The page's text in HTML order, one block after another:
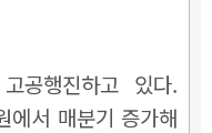
공행진하고 있다.
서 매분기 증가해